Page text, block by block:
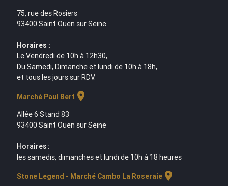
75, rue des Rosiers
93400 Saint Ouen sur Seine
Horaires :
Le Vendredi de 10h à 12h30,
Du Samedi, Dimanche et lundi de 10h à 18h,
et tous les jours sur RDV.
Marché Paul Bert location_on
Allée 6 Stand 83
93400 Saint Ouen sur Seine
Horaires :
les samedis, dimanches et lundi de 10h à 18 heures
Stone Legend - Marché Cambo La Roseraielocation_on